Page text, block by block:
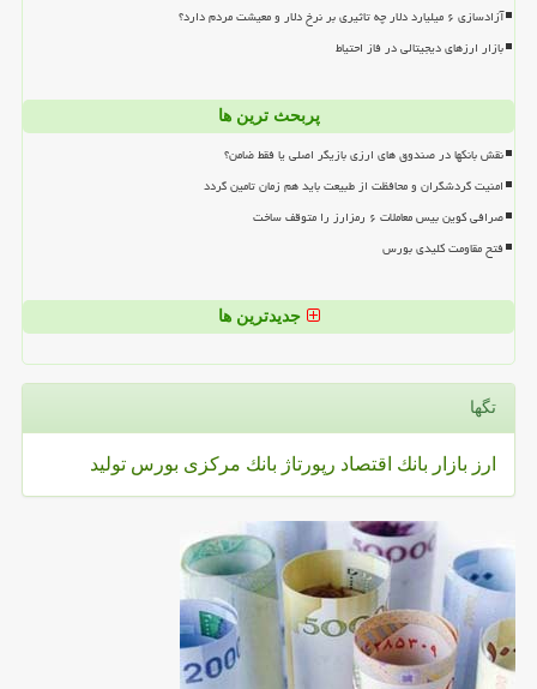
آزادسازی ۶ میلیارد دلار چه تاثیری بر نرخ دلار و معیشت مردم دارد؟
بازار ارزهای دیجیتالی در فاز احتیاط
پربحث ترین ها
نقش بانکها در صندوق های ارزی بازیگر اصلی یا فقط ضامن؟
امنیت گردشگران و محافظت از طبیعت باید هم زمان تامین گردد
صرافی کوین بیس معاملات ۶ رمزارز را متوقف ساخت
فتح مقاومت کلیدی بورس
جدیدترین ها
تگها
ارز بازار بانك اقتصاد رپورتاژ بانك مركزی بورس تولید